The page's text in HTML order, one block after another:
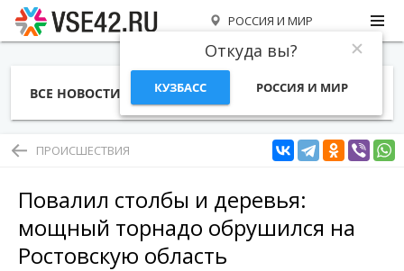
РОССИЯ И МИР
Откуда вы?
КУЗБАСС РОССИЯ И МИР
ВСЕ НОВОСТИ СТАТЬИ ТЕМЫ ФОТО
ПРОИСШЕСТВИЯ
Повалил столбы и деревья:
мощный торнадо обрушился на
Ростовскую область